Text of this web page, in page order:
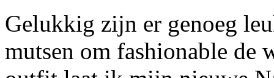
Gelukkig zijn er genoeg
mutsen om fashionable de